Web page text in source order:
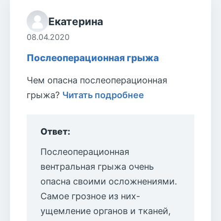
Екатерина
08.04.2020
Послеоперационная грыжа
Чем опасна послеоперационная
грыжа? Читать подробнее
Ответ:
Послеоперационная
вентральная грыжа очень
опасна своими осложнениями.
Самое грозное из них-
ущемление органов и тканей,